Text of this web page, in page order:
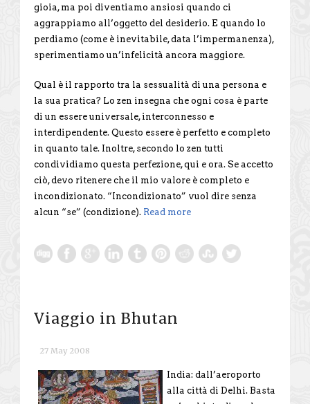
gioia, ma poi diventiamo ansiosi quando ci
aggrappiamo all’oggetto del desiderio. E quando lo
perdiamo (come è inevitabile, data l’impermanenza),
sperimentiamo un’infelicità ancora maggiore.
Qual è il rapporto tra la sessualità di una persona e
la sua pratica? Lo zen insegna che ogni cosa è parte
di un essere universale, interconnesso e
interdipendente. Questo essere è perfetto e completo
in quanto tale. Inoltre, secondo lo zen tutti
condividiamo questa perfezione, qui e ora. Se accetto
ciò, devo ritenere che il mio valore è completo e
incondizionato. “Incondizionato” vuol dire senza
alcun “se” (condizione). Read more
Viaggio in Bhutan
27 May 2008
India: dall’aeroporto
alla città di Delhi. Basta